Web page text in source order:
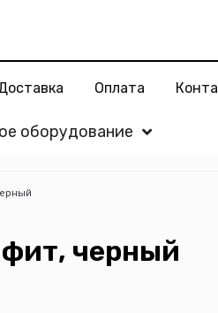
Оплата
оборудование
черный